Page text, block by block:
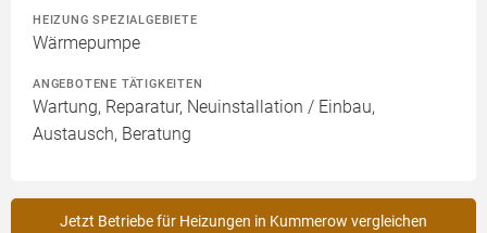
HEIZUNG SPEZIALGEBIETE
Wärmepumpe
ANGEBOTENE TÄTIGKEITEN
Wartung, Reparatur, Neuinstallation / Einbau,
Austausch, Beratung
Jetzt Betriebe für Heizungen in Kummerow vergleichen